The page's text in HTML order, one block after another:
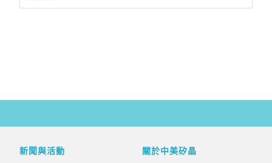
新聞與活動 關於中美矽晶